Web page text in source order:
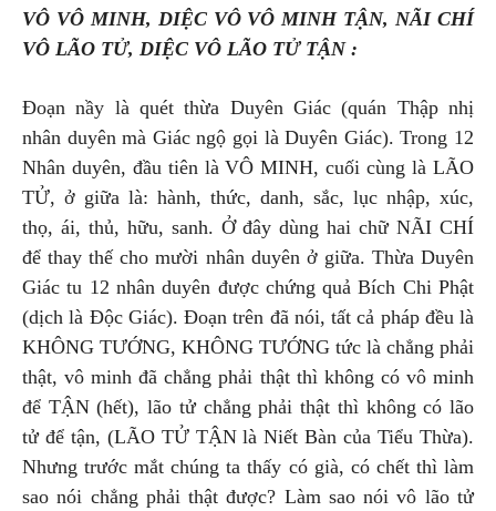
VÔ VÔ MINH, DIỆC VÔ VÔ MINH TẬN, NÃI CHÍ
VÔ LÃO TỬ, DIỆC VÔ LÃO TỬ TẬN :
Đoạn nầy là quét thừa Duyên Giác (quán Thập nhị
nhân duyên mà Giác ngộ gọi là Duyên Giác). Trong 12
Nhân duyên, đầu tiên là VÔ MINH, cuối cùng là LÃO
TỬ, ở giữa là: hành, thức, danh, sắc, lục nhập, xúc,
thọ, ái, thủ, hữu, sanh. Ở đây dùng hai chữ NÃI CHÍ
để thay thế cho mười nhân duyên ở giữa. Thừa Duyên
Giác tu 12 nhân duyên được chứng quả Bích Chi Phật
(dịch là Độc Giác). Đoạn trên đã nói, tất cả pháp đều là
KHÔNG TƯỚNG, KHÔNG TƯỚNG tức là chẳng phải
thật, vô minh đã chẳng phải thật thì không có vô minh
để TẬN (hết), lão tử chẳng phải thật thì không có lão
tử để tận, (LÃO TỬ TẬN là Niết Bàn của Tiểu Thừa).
Nhưng trước mắt chúng ta thấy có già, có chết thì làm
sao nói chẳng phải thật được? Làm sao nói vô lão tử